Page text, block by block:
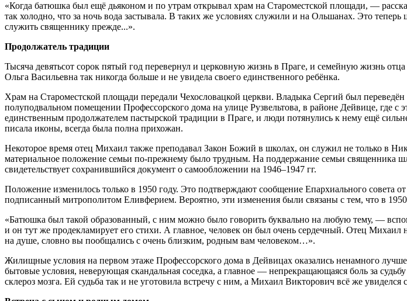
«Когда батюшка был ещё дьяконом и по утрам открывал храм на Староместской площади, —
так холодно, что за ночь вода застывала. В таких же условиях служили и на Ольшанах. Это
служить священнику прежде...».
Продолжатель традиции
Тысяча девятьсот сорок пятый год перевернул и церковную жизнь в Праге, и семейную жизнь
Ольга Васильевна так никогда больше и не увидела своего единственного ребёнка.
Храм на Староместской площади передали Чехословацкой церкви. Владыка Сергий был
полуподвальном помещении Профессорского дома на улице Рузвельтова в районе Дейвице, где с
единственным продолжателем пастырской традиции в Праге, и люди потянулись к нему ещё
писала иконы, всегда была полна прихожан.
Некоторое время отец Михаил также преподавал Закон Божий в школах, он служил не только в
материальное положение семьи по-прежнему было трудным. На поддержание семьи священника
свидетельствует сохранившийся документ о самообложении на 1946–1947 гг.
Положение изменилось только в 1950 году. Это подтверждают сообщение Епархиального совета
подписанный митрополитом Еливферием. Вероятно, эти изменения были связаны с тем, что в
«Батюшка был такой образованный, с ним можно было говорить буквально на любую тему, —
и он тут же продекламирует его стихи. А главное, человек он был очень сердечный. Отец Михаил
на душе, словно вы пообщались с очень близким, родным вам человеком…».
Жилищные условия на первом этаже Профессорского дома в Дейвицах оказались ненамного
бытовые условия, неверующая скандальная соседка, а главное — непрекращающаяся боль за
склероз мозга. Ей судьба так и не уготовила встречу с ним, а Михаил Викторович всё же увиделся